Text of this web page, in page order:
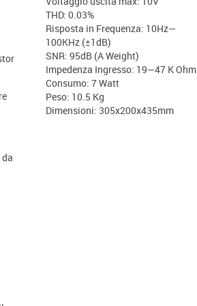
THD: 0.03%
Risposta in Frequenza: 10Hz—
100KHz (±1dB)
SNR: 95dB (A Weight)
Impedenza Ingresso: 19—47 K Ohm
Consumo: 7 Watt
Peso: 10.5 Kg
Dimensioni: 305x200x435mm